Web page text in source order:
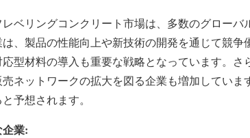
レベリングコンクリート市場は、多数のグロー
、製品の性能向上や新技術の開発を通じて競
型材料の導入も重要な戦略となっています。
売ネットワークの拡大を図る企業も増加してい
予想されます。
業: